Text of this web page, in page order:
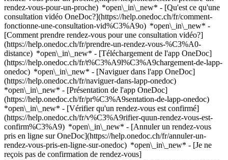
rendez-vous-pour-un-proche) *open\_in\_new* - [Qu'est ce qu'une
consultation vidéo OneDoc?](https://help.onedoc.ch/fr/comment-
fonctionne-une-consultation-vid%C3%A9o) *open\_in\_new* -
[Comment prendre rendez-vous pour une consultation vidéo?]
(https://help.onedoc.ch/fr/prendre-un-rendez-vous-%C3%A0-
distance) *open\_in\_new* - [Téléchargement de l'app OneDoc]
(https://help.onedoc.ch/fr/t%C3%A9l%C3%A9chargement-de-lapp-
onedoc) *open\_in\_new* - [Naviguer dans l'app OneDoc]
(https://help.onedoc.ch/fr/naviguer-dans-lapp-onedoc)
*open\_in\_new* - [Présentation de l'app OneDoc]
(https://help.onedoc.ch/fr/pr%C3%A9sentation-de-lapp-onedoc)
*open\_in\_new* - [Vérifier qu'un rendez-vous est confirmé](https://help.onedoc.ch/fr/v%C3%A9rifier-quun-rendez-vous-est-confirm%C3%A9) *open\_in\_new* - [Annuler un rendez-vous pris en ligne sur OneDoc](https://help.onedoc.ch/fr/annuler-un-rendez-vous-pris-en-ligne-sur-onedoc) *open\_in\_new* - [Je ne reçois pas de confirmation de rendez-vous](https://help.onedoc.ch/fr/je-ne-re%C3%A7ois-pas-de-confirmation-de-rendez-vous) *open\_in\_new* [Voir tous nos articles *open\_in\_new*](https://help.onedoc.ch/fr/) close ## Modifier votre recherche ![Maison avec un signe plus annonçant qu’une consultation peut être effectuée sur place](https://www.onedoc.ch/assets/images/icons/on-site.svg) Sur place ![Caméra avec un symbole lecture annonçant qu’une consultation peut être effectuée à distance en vidéo](https://www.onedoc.ch/assets/images/icons/remote.svg) À distance Rechercher #### Spécialités #### Praticiens #### Établissements edit Implant dentaire à Zurich tune Filtrer par Nouveaux patients*keyboard\_arrow\_down* - Acceptés*check\_circle* Langue parlée*keyboard\_arrow\_down* - Albanais*check\_circle* - Allemand*check\_circle* - Anglais*check\_circle* - Espagnol*check\_circle* - Français*check\_circle* - Italien*check\_circle* - Persan*check\_circle* - Tamoul*check\_circle* - Turc*check\_circle* Sexe*keyboard\_arrow\_down* - Femme*check\_circle* - Homme*check\_circle* Disponibilité*keyboard\_arrow\_down* - Disponible aujourdhui*check\_circle* - Dans les 3 prochains jours*check\_circle* - Dans les 7 prochains jours*check\_circle* - Dans les 14 prochains jours*check\_circle* # __Implant dentaire__ à __Zurich__: prenez rendez-vous en ligne aujourd'hui ## 8 résultats à Zurich [![Dr. med. dent. Nojan Khalili, médecin-dentiste à Zurich](https://assets.onedoc.ch/images/users/fcb9e02c1dbf8be20e74bf53e587c78deea9fc6751fb90dc8723d8a5f3c04d2e-small.jpg "Dr. med. dent. Nojan Khalili, médecin-dentiste à Zurich")](https://www.onedoc.ch/fr/medecin-dentiste/zurich/pcyn0/dr-med-dent-nojan-khalili) ### [Dr. med. dent. Nojan Khalili](https://www.onedoc.ch/fr/medecin-dentiste/zurich/pcyn0/dr-med-dent-nojan-khalili) ![Badge indiquant un profil vérifié](https://www.onedoc.ch/assets/images/icons/checkmark.svg) [Médecin-dentiste](https://www.onedoc.ch/fr/medecin-dentiste/zurich) [Zahnärztehaus Zürich](https://www.onedoc.ch/fr/cabinet-dentaire/zurich/ebdg4/zahnarztehaus-zurich) Talstrasse 80 8001 Zurich ![Icône patient avec un signe plus annonçant que le professionnel accepte de nouveaux patients](https://www.onedoc.ch/assets/images/icons/new-patients.svg)Accepte les nouveaux patients [Réserver un RDV](https://www.onedoc.ch/fr/medecin-dentiste/zurich/pcyn0/dr-med-dent-nojan-khalili) Expertises: Implant dentaire, [Blanchiment dentaire](https://www.onedoc.ch/fr/blanchiment-dentaire/zurich), [Polissage dentaire](https://www.onedoc.ch/fr/polissage-dentaire/zurich), [Détartrage](https://www.onedoc.ch/fr/detartrage/zurich), [Parodontologie | Soin des gencives | Déchaussement des dents](https://www.onedoc.ch/fr/parodontologie-soin-des-gencives-dechaussement-des-dents/zurich), [Alignement dentaire | Gouttière transparente invisible](https://www.onedoc.ch/fr/alignement-dentaire-gouttiere-transparente-invisible/zurich), [Facette dentaire céramique | Veneer](https://www.onedoc.ch/fr/facette-dentaire-ceramique-veneer/zurich), [Extraction dentaire | Dents de sagesse](https://www.onedoc.ch/fr/extraction-dentaire-dents-de-sagesse/zurich)Voir plus *chevron\_left* lun. 03 août *chevron\_right* Voir plus de rendez-vous *error\_outline* Une erreur s'est produite lors du chargement des disponibilités [Réessayer](https://www.onedoc.ch) Expertises: Implant dentaire, [Blanchiment dentaire](https://www.onedoc.ch/fr/blanchiment-dentaire/zurich), [Polissage dentaire](https://www.onedoc.ch/fr/polissage-dentaire/zurich), [Détartrage](https://www.onedoc.ch/fr/detartrage/zurich), [Parodontologie | Soin des gencives | Déchaussement des dents](https://www.onedoc.ch/fr/parodontologie-soin-des-gencives-dechaussement-des-dents/zurich), [Alignement dentaire | Gouttière transparente invisible](https://www.onedoc.ch/fr/alignement-dentaire-gouttiere-transparente-invisible/zurich), [Facette dentaire céramique | Veneer](https://www.onedoc.ch/fr/facette-dentaire-ceramique-veneer/zurich), [Extraction dentaire | Dents de sagesse](https://www.onedoc.ch/fr/extraction-dentaire-dents-de-sagesse/zurich)Voir plus [![Dr. med. dent. Kyros Forouzan, médecin-dentiste à Zurich](https://assets.onedoc.ch/images/users/2a4e085f2eec511b1409008d1bbab4c7af00b2acfc14b005d61b7a0fc196cd85-small.jpg "Dr. med. dent. Kyros Forouzan, médecin-dentiste à Zurich")](https://www.onedoc.ch/fr/medecin-dentiste/zurich/pc4bn/dr-med-dent-kyros-forouzan) ### [Dr. med. dent. Kyros Forouzan](https://www.onedoc.ch/fr/medecin-dentiste/zurich/pc4bn/dr-med-dent-kyros-forouzan) ![Badge indiquant un profil vérifié](https://www.onedoc.ch/assets/images/icons/checkmark.svg) [Médecin-dentiste](https://www.onedoc.ch/fr/medecin-dentiste/zurich) [Zahnarztpraxis Dr. Forouzan](https://www.onedoc.ch/fr/cabinet-dentaire/zurich/ebff7/zahnarztpraxis-dr-forouzan) Sihlweidstrasse 1 8041 Zurich ![Icône patient avec un signe plus annonçant que le professionnel accepte de nouveaux patients](https://www.onedoc.ch/assets/images/icons/new-patients.svg)Accepte les nouveaux patients [Réserver un RDV](https://www.onedoc.ch/fr/medecin-dentiste/zurich/pc4bn/dr-med-dent-kyros-forouzan) Expertises: Implant dentaire, [Abcès dentaire](https://www.onedoc.ch/fr/abces-dentaire/zurich), [Carie](https://www.onedoc.ch/fr/carie/zurich), [Couronne dentaire](https://www.onedoc.ch/fr/couronne-dentaire/zurich), [Bruxisme | Grincement des dents](https://www.onedoc.ch/fr/bruxisme-grincement-des-dents/zurich), [Parodontologie | Soin des gencives | Déchaussement des dents](https://www.onedoc.ch/fr/parodontologie-soin-des-gencives-dechaussement-des-dents/zurich), [Infection dentaire | Rage de dents](https://www.onedoc.ch/fr/infection-dentaire-rage-de-dents/zurich), [Gingivite](https://www.onedoc.ch/fr/gingivite/zurich), [Troubles de l’articulation temporo mandibulaire (ATM) | troubles de la mastication](https://www.onedoc.ch/fr/troubles-de-l-articulation-temporo-mandibulaire-atm-troubles-de-la-mastication/zurich)Voir plus *chevron\_left* lun. 03 août *chevron\_right* Voir plus de rendez-vous *error\_outline* Une erreur s'est produite lors du chargement des disponibilités [Réessayer](https://www.onedoc.ch) Expertises: Implant dentaire, [Abcès dentaire](https://www.onedoc.ch/fr/abces-dentaire/zurich), [Carie](https://www.onedoc.ch/fr/carie/zurich), [Couronne dentaire](https://www.onedoc.ch/fr/couronne-dentaire/zurich), [Bruxisme | Grincement des dents](https://www.onedoc.ch/fr/bruxisme-grincement-des-dents/zurich), [Parodontologie | Soin des gencives | Déchaussement des dents](https://www.onedoc.ch/fr/parodontologie-soin-des-gencives-dechaussement-des-dents/zurich), [Infection dentaire | Rage de dents](https://www.onedoc.ch/fr/infection-dentaire-rage-de-dents/zurich), [Gingivite](https://www.onedoc.ch/fr/gingivite/zurich), [Troubles de l’articulation temporo mandibulaire (ATM) | troubles de la mastication](https://www.onedoc.ch/fr/troubles-de-l-articulation-temporo-mandibulaire-atm-troubles-de-la-mastication/zurich)Voir plus [![Dr. med. dent. Omar Melke, médecin-dentiste à Zurich](https://assets.onedoc.ch/images/users/e466a907ec05858fbbb85f250d12f0719d3b6c3de2be092d261f8e6af3e9680e-small.jpg "Dr. med. dent. Omar Melke, médecin-dentiste à Zurich")](https://www.onedoc.ch/fr/medecin-dentiste/zurich/pc35x/dr-med-dent-omar-melke) ### [Dr. med. dent. Omar Melke](https://www.onedoc.ch/fr/medecin-dentiste/zurich/pc35x/dr-med-dent-omar-melke) ![Badge indiquant un profil vérifié](https://www.onedoc.ch/assets/images/icons/checkmark.svg) [Médecin-dentiste](https://www.onedoc.ch/fr/medecin-dentiste/zurich) [Zahnärzte am Meierhofplatz](https://www.onedoc.ch/fr/cabinet-dentaire/zurich/ebfdu/zahnarzte-am-meierhofplatz) Limmattalstrasse 177 8049 Zurich ![Icône patient avec un signe plus annonçant que le professionnel accepte de nouveaux patients](https://www.onedoc.ch/assets/images/icons/new-patients.svg)Accepte les nouveaux patients [Réserver un RDV](https://www.onedoc.ch/fr/medecin-dentiste/zurich/pc35x/dr-med-dent-omar-melke) Expertises: Implant dentaire, [Bagues | Appareil dentaire](https://www.onedoc.ch/fr/bagues-appareil-dentaire/zurich), [Bruxisme | Grincement des dents](https://www.onedoc.ch/fr/bruxisme-grincement-des-dents/zurich), [Carie](https://www.onedoc.ch/fr/carie/zurich), [Extraction dentaire | Dents de sagesse](https://www.onedoc.ch/fr/extraction-dentaire-dents-de-sagesse/zurich), [Pédodontie | Dentiste pédiatrique](https://www.onedoc.ch/fr/pedodontie-dentiste-pediatrique/zurich), [Troubles de l’articulation temporo mandibulaire (ATM) | troubles de la mastication](https://www.onedoc.ch/fr/troubles-de-l-articulation-temporo-mandibulaire-atm-troubles-de-la-mastication/zurich), [Brackets](https://www.onedoc.ch/fr/brackets/zurich), [Abcès dentaire](https://www.onedoc.ch/fr/abces-dentaire/zurich)Voir plus *chevron\_left* lun. 03 août *chevron\_right* Voir plus de rendez-vous *error\_outline* Une erreur s'est produite lors du chargement des disponibilités [Réessayer](https://www.onedoc.ch) Expertises: Implant dentaire, [Bagues | Appareil dentaire](https://www.onedoc.ch/fr/bagues-appareil-dentaire/zurich), [Bruxisme | Grincement des dents](https://www.onedoc.ch/fr/bruxisme-grincement-des-dents/zurich), [Carie](https://www.onedoc.ch/fr/carie/zurich), [Extraction dentaire | Dents de sagesse](https://www.onedoc.ch/fr/extraction-dentaire-dents-de-sagesse/zurich), [Pédodontie | Dentiste pédiatrique](https://www.onedoc.ch/fr/pedodontie-dentiste-pediatrique/zurich), [Troubles de l’articulation temporo mandibulaire (ATM) | troubles de la mastication](https://www.onedoc.ch/fr/troubles-de-l-articulation-temporo-mandibul